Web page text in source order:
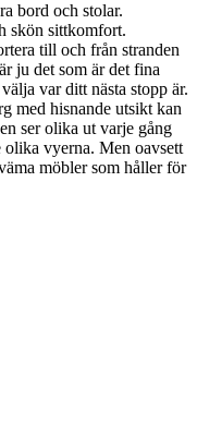
bord och stolar.
skön sittkomfort.
till och från stranden
ju det som är det fina
var ditt nästa stopp är.
med hisnande utsikt kan
ser olika ut varje gång
olika vyerna. Men oavsett
möbler som håller för